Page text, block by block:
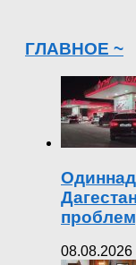
ГЛАВНОЕ ~
08.08.2026